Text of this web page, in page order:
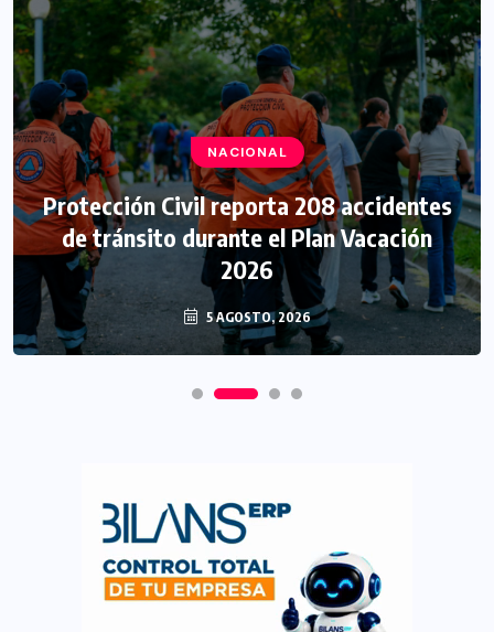
NACIONAL
Protección Civil reporta 208 accidentes
de tránsito durante el Plan Vacación
2026
5 AGOSTO, 2026